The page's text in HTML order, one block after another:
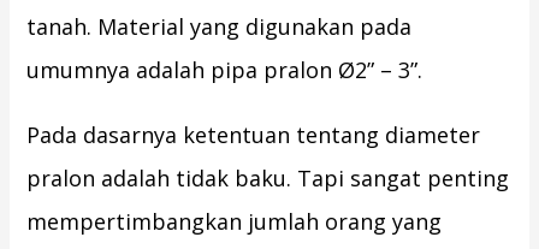
tanah. Material yang digunakan pada
umumnya adalah pipa pralon Ø2” – 3”.
Pada dasarnya ketentuan tentang diameter
pralon adalah tidak baku. Tapi sangat penting
mempertimbangkan jumlah orang yang